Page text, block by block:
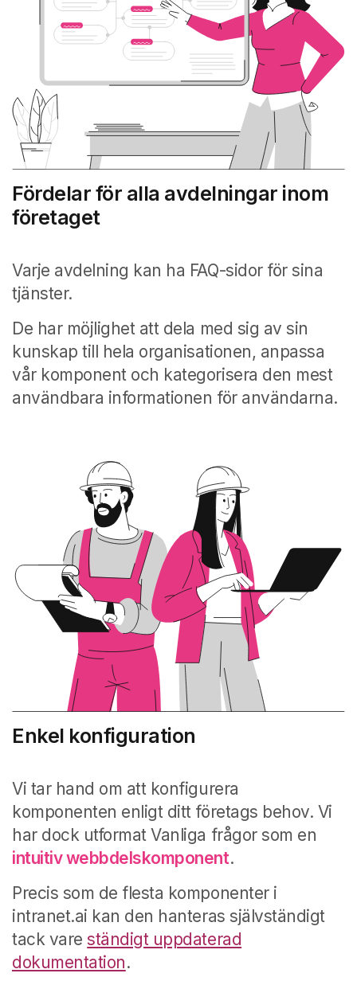
Fördelar för alla avdelningar inom
företaget
Varje avdelning kan ha FAQ-sidor för sina
tjänster.
De har möjlighet att dela med sig av sin
kunskap till hela organisationen, anpassa
vår komponent och kategorisera den mest
användbara informationen för användarna.
Enkel konfiguration
Vi tar hand om att konfigurera
komponenten enligt ditt företags behov. Vi
har dock utformat Vanliga frågor som en
intuitiv webbdelskomponent.
Precis som de flesta komponenter i
intranet.ai kan den hanteras självständigt
tack vareständigt uppdaterad
dokumentation.